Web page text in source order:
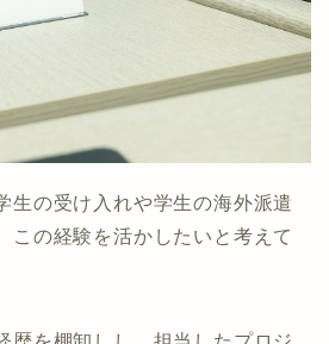
生の受け入れや学生の海外派遣
この経験を活かしたいと考えて